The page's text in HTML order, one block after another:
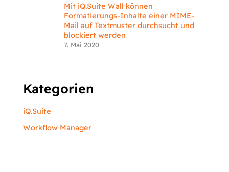
Mit iQ.Suite Wall können
Formatierungs-Inhalte einer MIME-
Mail auf Textmuster durchsucht und
blockiert werden
7. Mai 2020
Kategorien
iQ.Suite
Workflow Manager